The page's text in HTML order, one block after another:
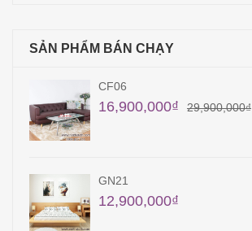
SẢN PHẨM BÁN CHẠY
CF06
29,900,000₫
16,900,000₫
GN21
12,900,000₫